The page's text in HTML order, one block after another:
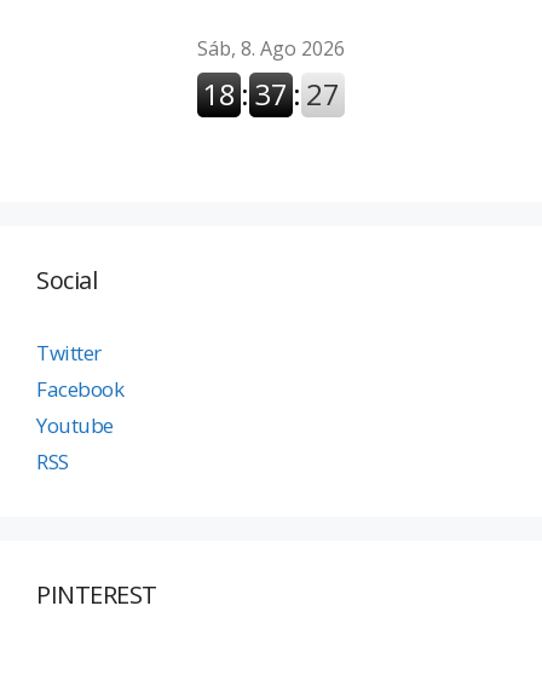
Social
Twitter
Facebook
Youtube
RSS
PINTEREST